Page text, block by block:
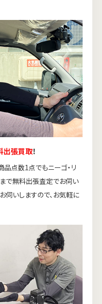
出張買取！
品点数1点でもニーゴ・リ
で無料出張査定でお伺い
伺いしますので、お気軽に